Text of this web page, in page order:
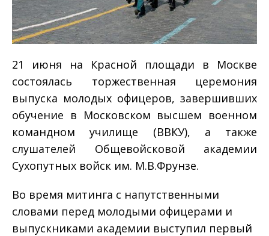
21 июня на Красной площади в Москве
состоялась торжественная церемония
выпуска молодых офицеров, завершивших
обучение в Московском высшем военном
командном училище (ВВКУ), а также
слушателей Общевойсковой академии
Сухопутных войск им. М.В.Фрунзе.
Во время митинга с напутственными
словами перед молодыми офицерами и
выпускниками академии выступил первый